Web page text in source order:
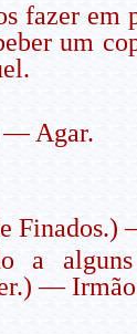
fazer
um
— Agar.
alguns
—